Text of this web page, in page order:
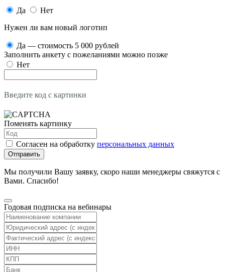
Да
Нет
Нужен ли вам новый логотип
Да — стоимость 5 000 рублей
Заполнить анкету с пожеланиями можно позже
Нет
Введите код с картинки
Поменять картинку
Согласен на обработку персональных данных
Отправить
Мы получили Вашу заявку, скоро наши менеджеры свяжутся с
Вами. Спасибо!
Годовая подписка на вебинары